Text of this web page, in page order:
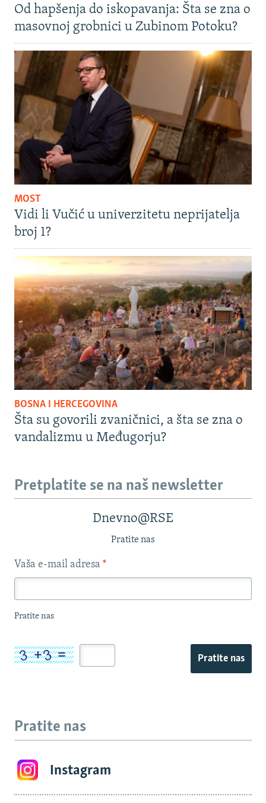
Od hapšenja do iskopavanja: Šta se zna o
masovnoj grobnici u Zubinom Potoku?
MOST
Vidi li Vučić u univerzitetu neprijatelja
broj 1?
BOSNA I HERCEGOVINA
Šta su govorili zvaničnici, a šta se zna o
vandalizmu u Međugorju?
Pretplatite se na naš newsletter
Dnevno@RSE
Pratite nas
Vaša e-mail adresa *
Pratite nas
Pratite nas
Pratite nas
Instagram